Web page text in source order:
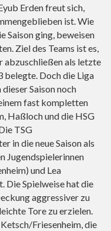
Erden freut sich,
ist. Wie
Saison ging, beweisen
Ziel des Teams ist es,
abzuschließen als letzte
belegte. Doch die Liga
Saison noch
fast kompletten
Haßloch und die HSG
TSG
in die neue Saison als
Jugendspielerinnen
und Lea
Die Spielweise hat die
aggressiver zu
Tore zu erzielen.
Friesenheim, die